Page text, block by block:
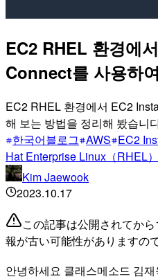
EC2 RHEL 환경에
Connect를 사용하
EC2 RHEL 환경에서 EC2
해 보는 방법을 정리해 봤습니
한국어블로그 AWS EC2
Hat Enterprise Linux（RHEL）
Kim Jaewook
2023.10.17
この記事は公開されてか
報が古い可能性がありますの
안녕하세요 클래스메소드 김